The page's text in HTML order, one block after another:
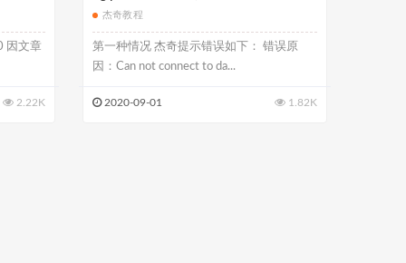
因文章
2.22K
杰奇教程
第一种情况 杰奇提示错误如下： 错误原
因：Can not connect to da...
2020-09-01 1.82K